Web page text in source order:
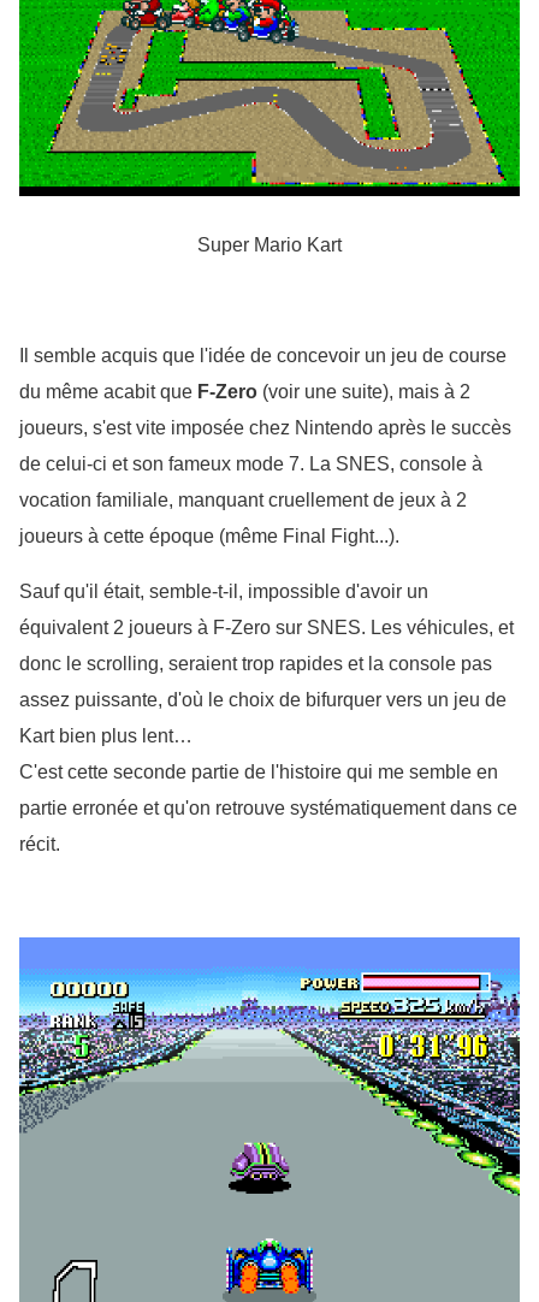
Super Mario Kart
Il semble acquis que l'idée de concevoir un jeu de course
du même acabit que F-Zero (voir une suite), mais à 2
joueurs, s'est vite imposée chez Nintendo après le succès
de celui-ci et son fameux mode 7. La SNES, console à
vocation familiale, manquant cruellement de jeux à 2
joueurs à cette époque (même Final Fight...).
Sauf qu'il était, semble-t-il, impossible d'avoir un
équivalent 2 joueurs à F-Zero sur SNES. Les véhicules, et
donc le scrolling, seraient trop rapides et la console pas
assez puissante, d'où le choix de bifurquer vers un jeu de
Kart bien plus lent…
C'est cette seconde partie de l'histoire qui me semble en
partie erronée et qu'on retrouve systématiquement dans ce
récit.